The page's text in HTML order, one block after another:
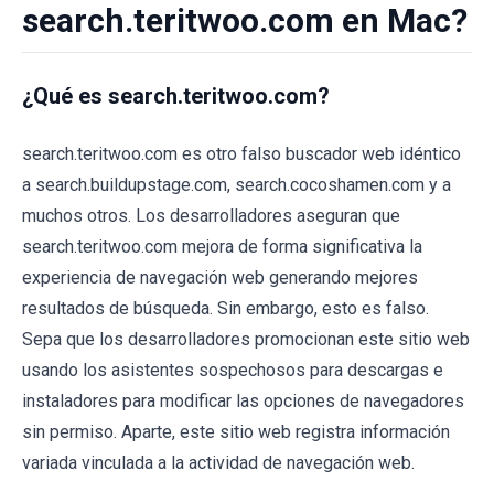
search.teritwoo.com en Mac?
¿Qué es search.teritwoo.com?
search.teritwoo.com es otro falso buscador web idéntico
a search.buildupstage.com, search.cocoshamen.com y a
muchos otros. Los desarrolladores aseguran que
search.teritwoo.com mejora de forma significativa la
experiencia de navegación web generando mejores
resultados de búsqueda. Sin embargo, esto es falso.
Sepa que los desarrolladores promocionan este sitio web
usando los asistentes sospechosos para descargas e
instaladores para modificar las opciones de navegadores
sin permiso. Aparte, este sitio web registra información
variada vinculada a la actividad de navegación web.